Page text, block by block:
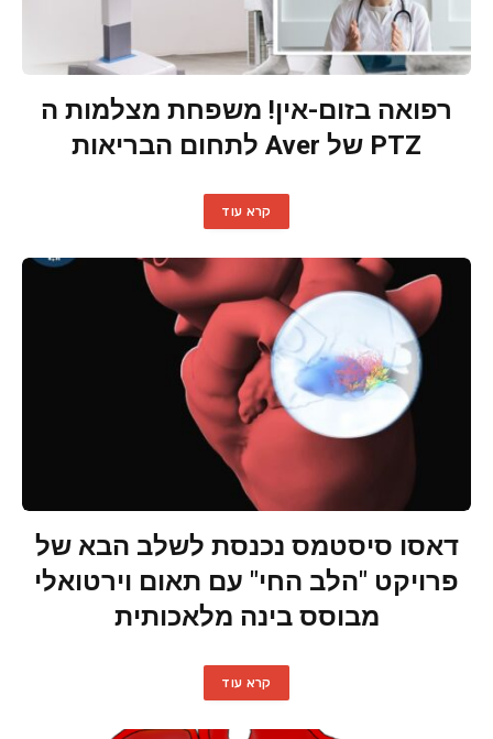
רפואה בזום-אין! משפחת מצלמות ה
PTZ של Aver לתחום הבריאות
קרא עוד
דאסו סיסטמס נכנסת לשלב הבא של
פרויקט "הלב החי" עם תאום וירטואלי
מבוסס בינה מלאכותית
קרא עוד